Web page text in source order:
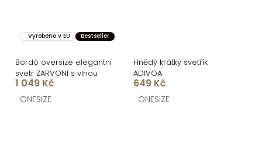
Vyrobeno v EU Bestseller
Bordó oversize elegantní
svetr ZARVONI s vlnou
1 049 Kč
ONESIZE
Hnědý krátký svetřík
ADIVOA
649 Kč
ONESIZE